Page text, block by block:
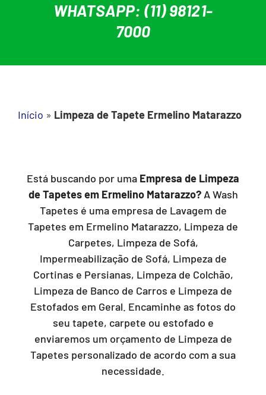
WHATSAPP: (11) 98121-
7000
Início » Limpeza de Tapete Ermelino Matarazzo
Está buscando por uma Empresa de Limpeza
de Tapetes em Ermelino Matarazzo? A Wash
Tapetes é uma empresa de Lavagem de
Tapetes em Ermelino Matarazzo, Limpeza de
Carpetes, Limpeza de Sofá,
Impermeabilização de Sofá, Limpeza de
Cortinas e Persianas, Limpeza de Colchão,
Limpeza de Banco de Carros e Limpeza de
Estofados em Geral. Encaminhe as fotos do
seu tapete, carpete ou estofado e
enviaremos um orçamento de Limpeza de
Tapetes personalizado de acordo com a sua
necessidade.